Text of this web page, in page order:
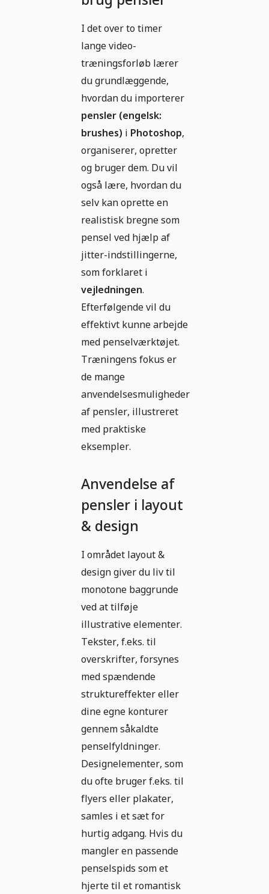
I det over to timer
lange video-
træningsforløb lærer
du grundlæggende,
hvordan du importerer
pensler (engelsk:
brushes) i Photoshop,
organiserer, opretter
og bruger dem. Du vil
også lære, hvordan du
selv kan oprette en
realistisk bregne som
pensel ved hjælp af
jitter-indstillingerne,
som forklaret i
vejledningen.
Efterfølgende vil du
effektivt kunne arbejde
med penselværktøjet.
Træningens fokus er
de mange
anvendelsesmuligheder
af pensler, illustreret
med praktiske
eksempler.
Anvendelse af
pensler i layout
& design
I området layout &
design giver du liv til
monotone baggrunde
ved at tilføje
illustrative elementer.
Tekster, f.eks. til
overskrifter, forsynes
med spændende
struktureffekter eller
dine egne konturer
gennem såkaldte
penselfyldninger.
Designelementer, som
du ofte bruger f.eks. til
flyers eller plakater,
samles i et sæt for
hurtig adgang. Hvis du
mangler en passende
penselspids som et
hjerte til et romantisk